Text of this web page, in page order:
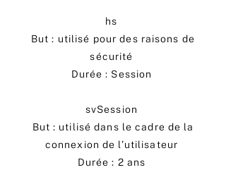
hs
But : utilisé pour des raisons de
sécurité
Durée : Session
svSession
But : utilisé dans le cadre de la
connexion de l’utilisateur
Durée : 2 ans